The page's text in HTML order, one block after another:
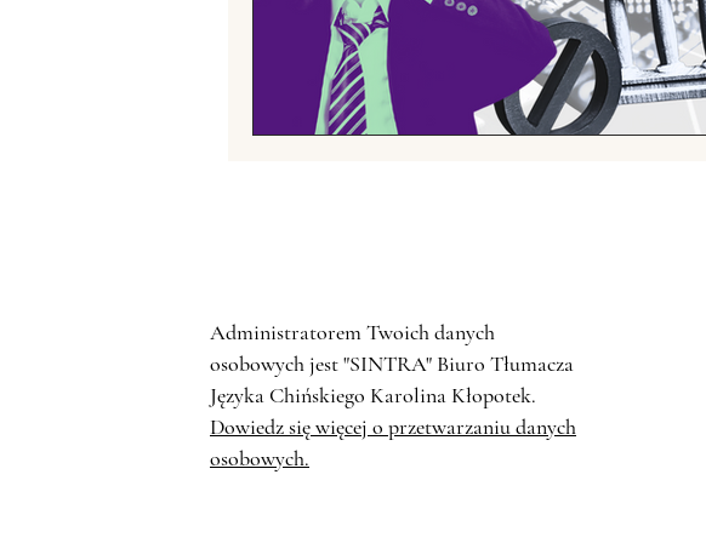
Fotografia chińska Chiński przemysł
Chińskie grupy etniczne USA vs. Chiny
Administratorem Twoich danych
osobowych jest "SINTRA" Biuro Tłumacza
Języka Chińskiego Karolina Kłopotek.
Dowiedz się więcej o przetwarzaniu danych
osobowych.